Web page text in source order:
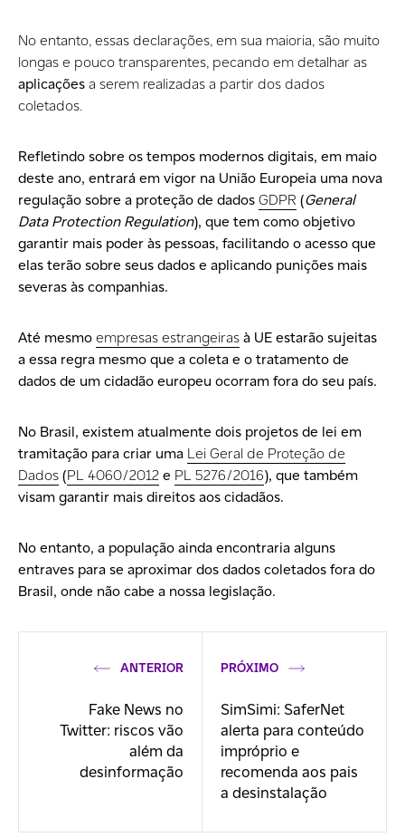
No entanto, essas declarações, em sua maioria, são muito
longas e pouco transparentes, pecando em detalhar as
aplicaçõesa serem realizadas a partir dos dados
coletados.
Refletindo sobre os tempos modernos digitais, em maio
deste ano, entrará em vigor na União Europeia uma nova
regulação sobre a proteção de dadosGDPR (General
Data Protection Regulation), que tem como objetivo
garantir mais poder às pessoas, facilitando o acesso que
elas terão sobre seus dados e aplicando punições mais
severas às companhias.
Até mesmoempresas estrangeirasà UE estarão sujeitas
a essa regra mesmo que a coleta e o tratamento de
dados de um cidadão europeu ocorram fora do seu país.
No Brasil, existem atualmente dois projetos de lei em
tramitação para criar uma Lei Geral de Proteção de
Dados(PL 4060/2012e PL 5276/2016), que também
visam garantir mais direitos aos cidadãos.
No entanto, a população ainda encontraria alguns
entraves para se aproximar dosdados coletadosfora do
Brasil, onde não cabe a nossa legislação.
ANTERIOR
Fake News no
Twitter: riscos vão
além da
desinformação
PRÓXIMO
SimSimi: SaferNet
alerta para conteúdo
impróprio e
recomenda aos pais
a desinstalação